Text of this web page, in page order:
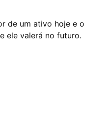
de um ativo hoje e o
ele valerá no futuro.